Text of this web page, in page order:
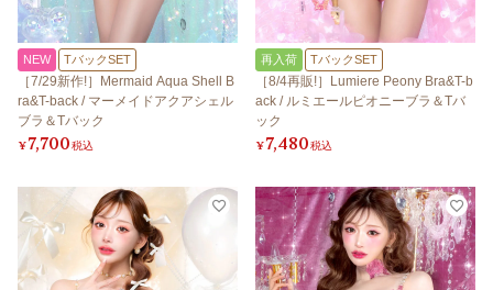
NEW TバックSET
［7/29新作!］Mermaid Aqua Shell B
ra&T-back / マーメイドアクアシェル
ブラ＆Tバック
¥7,700税込
再入荷 TバックSET
［8/4再販!］Lumiere Peony Bra&T-b
ack / ルミエールピオニーブラ＆Tバ
ック
¥7,480税込